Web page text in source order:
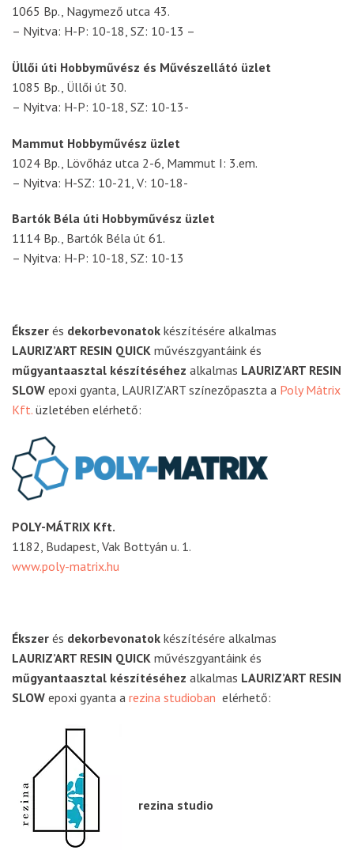
1065 Bp., Nagymező utca 43.
– Nyitva: H-P: 10-18, SZ: 10-13 –
Üllői úti Hobbyművész és Művészellátó üzlet
1085 Bp., Üllői út 30.
– Nyitva: H-P: 10-18, SZ: 10-13-
Mammut Hobbyművész üzlet
1024 Bp., Lövőház utca 2-6, Mammut I: 3.em.
– Nyitva: H-SZ: 10-21, V: 10-18-
Bartók Béla úti Hobbyművész üzlet
1114 Bp., Bartók Béla út 61.
– Nyitva: H-P: 10-18, SZ: 10-13
Ékszer és dekorbevonatok készítésére alkalmas
LAURIZ’ART RESIN QUICK művészgyantáink és
műgyantaasztal készítéséhez alkalmas LAURIZ’ART RESIN
SLOW epoxi gyanta, LAURIZ’ART színezőpaszta a Poly Mátrix
Kft. üzletében elérhető:
POLY-MÁTRIX Kft.
1182, Budapest, Vak Bottyán u. 1.
www.poly-matrix.hu
Ékszer és dekorbevonatok készítésére alkalmas
LAURIZ’ART RESIN QUICK művészgyantáink és
műgyantaasztal készítéséhez alkalmas LAURIZ’ART RESIN
SLOW epoxi gyanta a rezina studioban elérhető:
rezina studio